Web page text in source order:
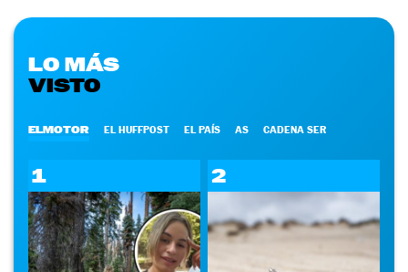
LO MÁS
VISTO
ELMOTOR EL HUFFPOST EL PAÍS AS CADENA SER
1 2